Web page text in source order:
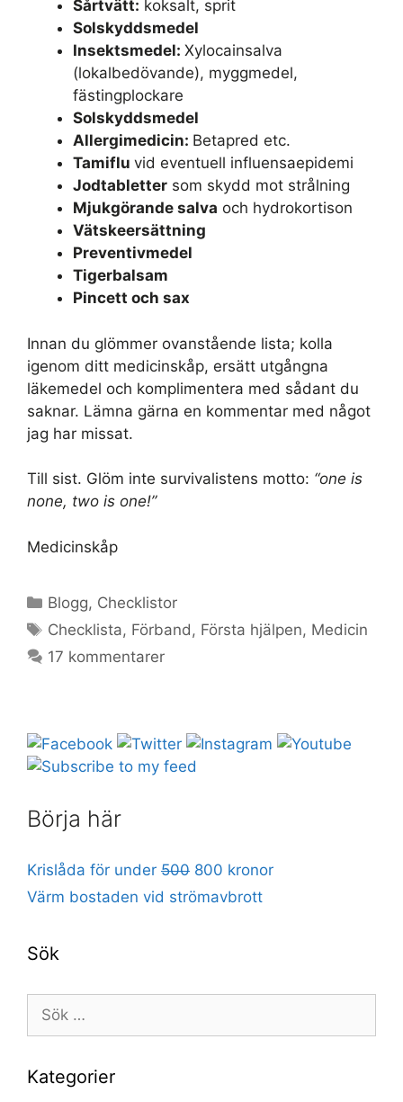
Sårtvätt: koksalt, sprit
Solskyddsmedel
Insektsmedel: Xylocainsalva
(lokalbedövande), myggmedel,
fästingplockare
Solskyddsmedel
Allergimedicin: Betapred etc.
Tamiflu vid eventuell influensaepidemi
Jodtabletter som skydd mot strålning
Mjukgörande salva och hydrokortison
Vätskeersättning
Preventivmedel
Tigerbalsam
Pincett och sax
Innan du glömmer ovanstående lista; kolla
igenom ditt medicinskåp, ersätt utgångna
läkemedel och komplimentera med sådant du
saknar. Lämna gärna en kommentar med något
jag har missat.
Till sist. Glöm inte survivalistens motto: “one is
none, two is one!”
Medicinskåp
Kategorier
Blogg, Checklistor
Etiketter
Checklista, Förband , Första hjälpen, Medicin
17 kommentarer
Börja här
Krislåda för under 500 800 kronor
Värm bostaden vid strömavbrott
Sök
efter:
Kategorier